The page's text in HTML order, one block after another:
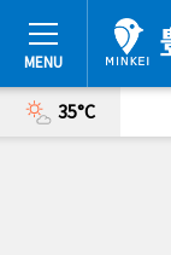
35°C